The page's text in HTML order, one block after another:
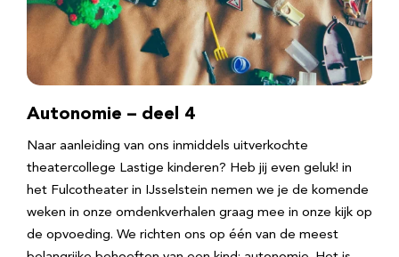
Autonomie – deel 4
Naar aanleiding van ons inmiddels uitverkochte
theatercollege Lastige kinderen? Heb jij even geluk! in
het Fulcotheater in IJsselstein nemen we je de komende
weken in onze omdenkverhalen graag mee in onze kijk op
de opvoeding. We richten ons op één van de meest